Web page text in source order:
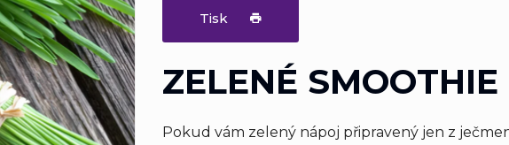
Tisk
ZELENÉ SMOOTHIE
Pokud vám zelený nápoj připravený jen z